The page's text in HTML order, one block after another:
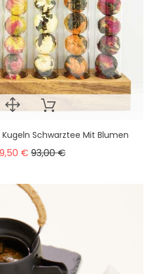
Schwarztee Mit Blumen
€93,00 €